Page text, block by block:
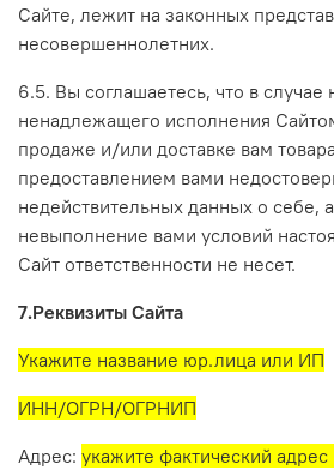
Сайте, лежит на законных
несовершеннолетних.
6.5. Вы соглашаетесь, что в
ненадлежащего исполнения
продаже и/или доставке вам
предоставлением вами
недействительных данных о себе,
невыполнение вами условий
Сайт ответственности не несет.
7.Реквизиты Сайта
Укажите название юр.лица или ИП
ИНН/ОГРН/ОГРНИП
Адрес: укажите фактический адрес